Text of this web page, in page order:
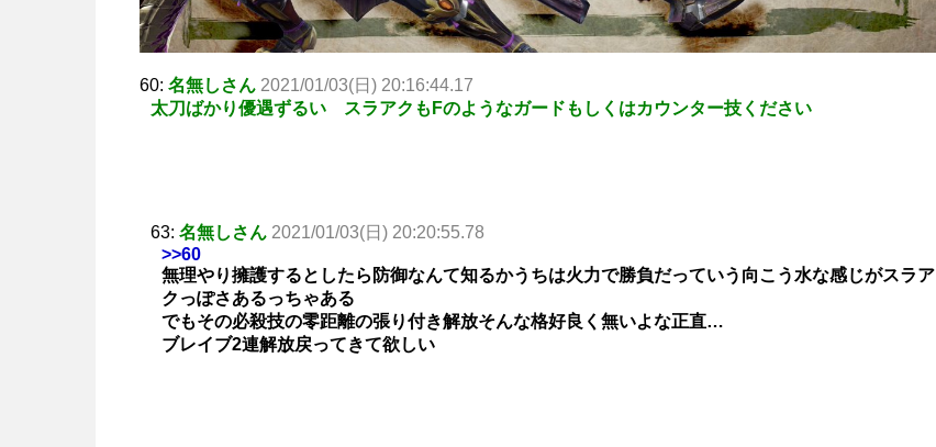
60: 名無しさん 2021/01/03(日) 20:16:44.17
太刀ばかり優遇ずるい スラアクもFのようなガードもしくはカウンター技ください
63: 名無しさん 2021/01/03(日) 20:20:55.78
>>60
無理やり擁護するとしたら防御なんて知るかうちは火力で勝負だっていう向こう水な感じがスラア
クっぽさあるっちゃある
でもその必殺技の零距離の張り付き解放そんな格好良く無いよな正直…
ブレイブ2連解放戻ってきて欲しい